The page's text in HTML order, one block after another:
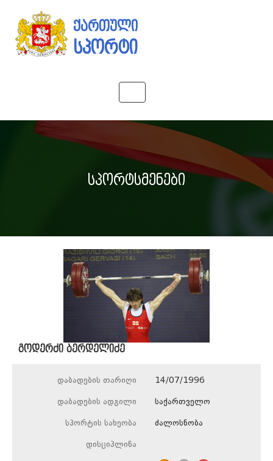
ქართული
სპორტი
navigation
სპორტსმენები
გოდერძი ბერდელიძე
დაბადების თარიღი 14/07/1996
დაბადების ადგილი საქართველო
სპორტის სახეობა ძალოსნობა
დისციპლინა